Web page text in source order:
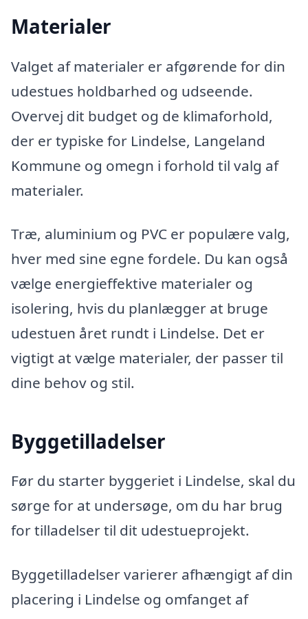
Materialer
Valget af materialer er afgørende for din
udestues holdbarhed og udseende.
Overvej dit budget og de klimaforhold,
der er typiske for Lindelse, Langeland
Kommune og omegn i forhold til valg af
materialer.
Træ, aluminium og PVC er populære valg,
hver med sine egne fordele. Du kan også
vælge energieffektive materialer og
isolering, hvis du planlægger at bruge
udestuen året rundt i Lindelse. Det er
vigtigt at vælge materialer, der passer til
dine behov og stil.
Byggetilladelser
Før du starter byggeriet i Lindelse, skal du
sørge for at undersøge, om du har brug
for tilladelser til dit udestueprojekt.
Byggetilladelser varierer afhængigt af din
placering i Lindelse og omfanget af